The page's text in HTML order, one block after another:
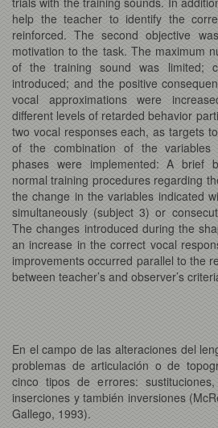
help the teacher to identify the
reinforced. The second objective
motivation to the task. The maximum
of the training sound was limited;
introduced; and the positive
vocal approximations were
different levels of retarded behavior
two vocal responses each, as targets
of the combination of the variables
phases were implemented: A brief
normal training procedures regarding
the change in the variables indicated
simultaneously (subject 3) or
The changes introduced during the
an increase in the correct vocal
improvements occurred parallel to the
between teacher’s and observer’s
En el campo de las alteraciones del
problemas de articulación o de
cinco tipos de errores: sustituciones,
inserciones y también inversiones
Gallego, 1993).